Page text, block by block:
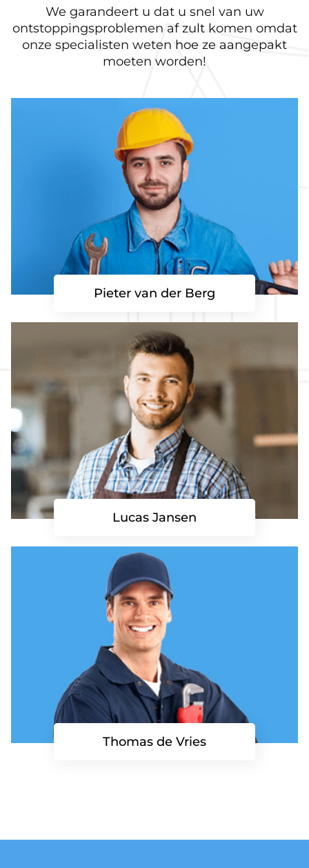
We garandeert u dat u snel van uw
ontstoppingsproblemen af zult komen omdat
onze specialisten weten hoe ze aangepakt
moeten worden!
Pieter van der Berg
Lucas Jansen
Thomas de Vries